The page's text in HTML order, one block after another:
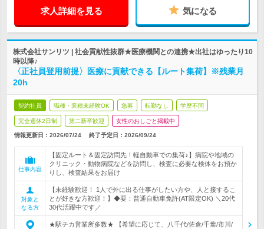
求人詳細を見る 気になる
株式会社サンリツ | 社会貢献性抜群★医療機関との連携★出社はゆったり10
時以降♪
〈正社員登用前提〉医療に貢献できる【ルート集荷】※残業月
20h
契約社員 職種・業種未経験OK 急募 転勤なし 学歴不問
完全週休2日制 第二新卒歓迎 女性のおしごと掲載中
情報更新日：2026/07/24 終了予定日： 2026/09/24
仕事内容
【固定ルート＆固定訪問先！軽自動車での集荷♪】病院や地域の
クリニック・動物病院などを訪問し、検査に必要な検体をお預か
りし、検査結果をお届け
対象と
なる方
【未経験歓迎！ 1人で外に出る仕事がしたい方や、人と接するこ
とが好きな方歓迎！】◆要：普通自動車免許(AT限定OK) ＼20代
30代活躍中です／
★駅チカ営業所多数★ 【希望に応じて、八千代/佐倉/千葉/市川/